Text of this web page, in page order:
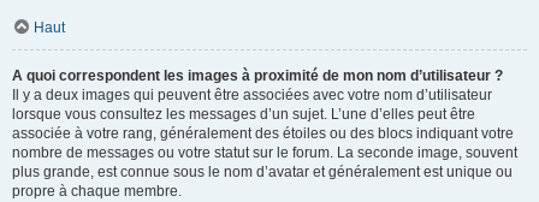
Haut
A quoi correspondent les images à proximité de mon nom d’utilisateur ?
Il y a deux images qui peuvent être associées avec votre nom d’utilisateur
lorsque vous consultez les messages d’un sujet. L’une d’elles peut être
associée à votre rang, généralement des étoiles ou des blocs indiquant votre
nombre de messages ou votre statut sur le forum. La seconde image, souvent
plus grande, est connue sous le nom d’avatar et généralement est unique ou
propre à chaque membre.